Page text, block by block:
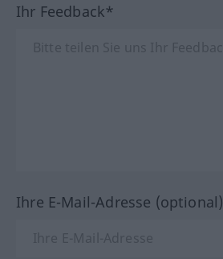
Ihr Feedback*
Ihre E-Mail-Adresse (optional)